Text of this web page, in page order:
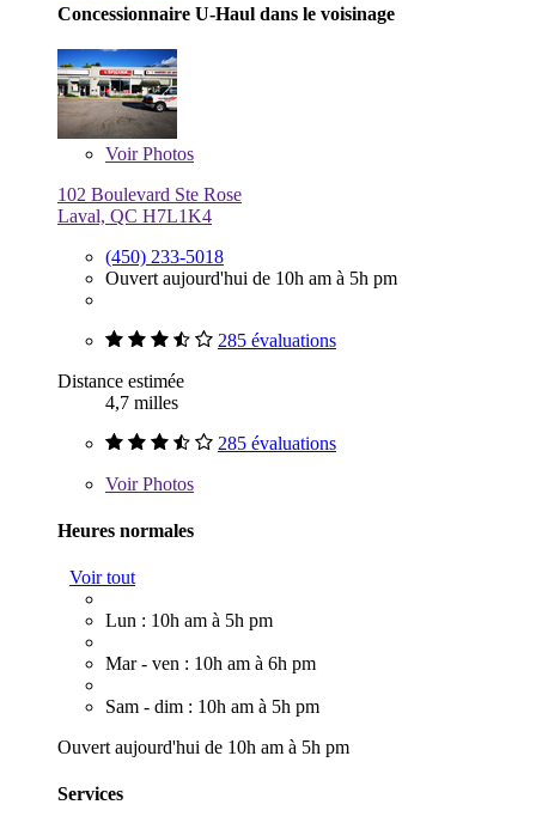
Concessionnaire U-Haul dans le voisinage
VoirPhotos
102 Boulevard Ste Rose
Laval, QC H7L1K4
(450) 233-5018
Ouvert aujourd'hui de 10h am à 5h pm
285 évaluations
Distance estimée
4,7 milles
285 évaluations
VoirPhotos
Heures normales
Voir tout
Lun : 10h am à 5h pm
Mar - ven : 10h am à 6h pm
Sam - dim : 10h am à 5h pm
Ouvert aujourd'hui de 10h am à 5h pm
Services